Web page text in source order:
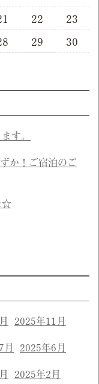
22
23
29
30
す。
か！ご宿泊のご
☆
2025年11月
月 2025年6月
2025年2月